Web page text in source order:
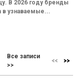
В 2026 году бренды
в узнаваемые...
Все записи
>>